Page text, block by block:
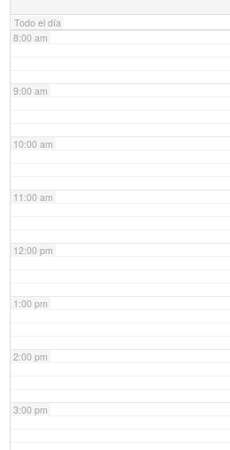
Todo el día
8:00 am
9:00 am
10:00 am
11:00 am
12:00 pm
1:00 pm
2:00 pm
3:00 pm